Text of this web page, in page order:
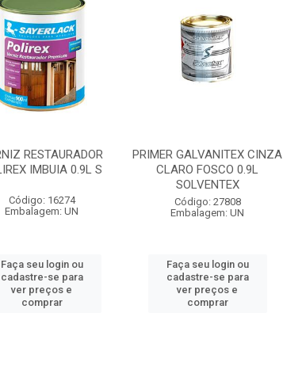
RESTAURADOR
IMBUIA 0.9L S
Código: 16274
Embalagem: UN
Faça seu login ou
cadastre-se para
ver preços e
comprar
PRIMER GALVANITEX CINZA
CLARO FOSCO 0.9L
SOLVENTEX
Código: 27808
Embalagem: UN
Faça seu login ou
cadastre-se para
ver preços e
comprar